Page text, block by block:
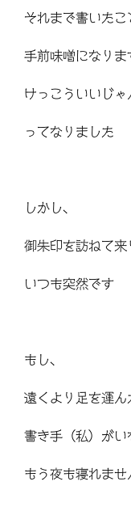
それまで書いた
手前味噌になりま
けっこういいじゃ
ってなりました
しかし、
御朱印を訪ねて来
いつも突然です
もし、
遠くより足を運
書き手（私）がい
もう夜も寝れませ